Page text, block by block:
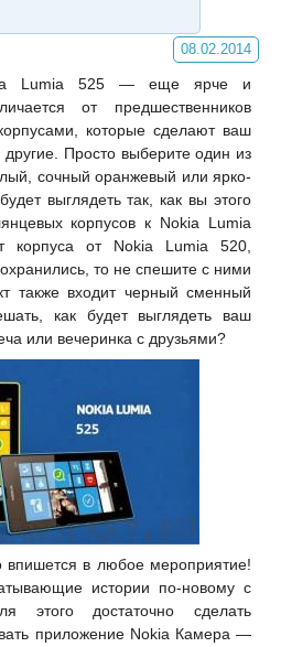
08.02.2014
Lumia 525 — еще ярче и
от предшественников
которые сделают ваш
Просто выберите один из
сочный оранжевый или ярко-
выглядеть так, как вы этого
корпусов к Nokia Lumia
корпуса от Nokia Lumia 520,
то не спешите с ними
также входит черный сменный
как будет выглядеть ваш
или вечеринка с друзьями?
впишется в любое мероприятие!
истории по-новому с
этого достаточно сделать
приложение Nokia Камера —